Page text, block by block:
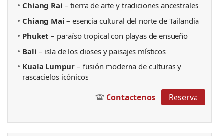
Chiang Rai – tierra de arte y tradiciones ancestrales
Chiang Mai – esencia cultural del norte de Tailandia
Phuket – paraíso tropical con playas de ensueño
Bali – isla de los dioses y paisajes místicos
Kuala Lumpur – fusión moderna de culturas y
rascacielos icónicos
Contactenos Reserva